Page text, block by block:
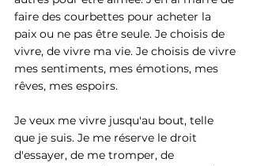
faire des courbettes pour acheter la
paix ou ne pas être seule. Je choisis de
vivre, de vivre ma vie. Je choisis de vivre
mes sentiments, mes émotions, mes
rêves, mes espoirs.
Je veux me vivre jusqu'au bout, telle
que je suis. Je me réserve le droit
d'essayer, de me tromper, de